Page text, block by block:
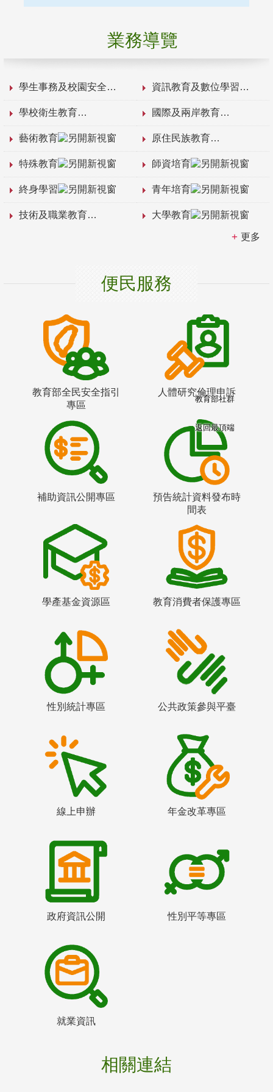
業務導覽
學生事務及校園安全 資訊教育及數位學習
學校衛生教育 國際及兩岸教育
藝術教育 原住民族教育
特殊教育 師資培育
終身學習 青年培育
技術及職業教育 大學教育
更多
便民服務
教育部全民安全指引
專區
人體研究倫理申訴
補助資訊公開專區
預告統計資料發布時
間表
學產基金資源區 教育消費者保護專區
性別統計專區 公共政策參與平臺
線上申辦 年金改革專區
政府資訊公開 性別平等專區
就業資訊
相關連結
教育部社群
返回最頂端